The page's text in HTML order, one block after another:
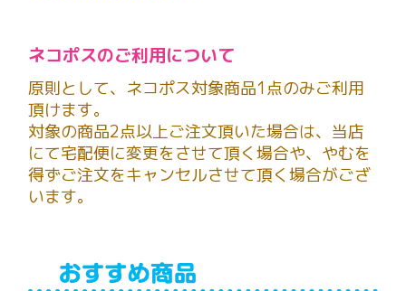
ネコポスのご利用について
原則として、ネコポス対象商品1点のみご利用
頂けます。
対象の商品2点以上ご注文頂いた場合は、当店
にて宅配便に変更をさせて頂く場合や、やむを
得ずご注文をキャンセルさせて頂く場合がござ
います。